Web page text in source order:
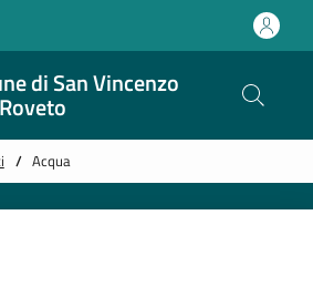
di San Vincenzo
/ Acqua